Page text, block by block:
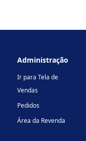
Administração
Ir para Tela de
Vendas
Pedidos
Área da Revenda